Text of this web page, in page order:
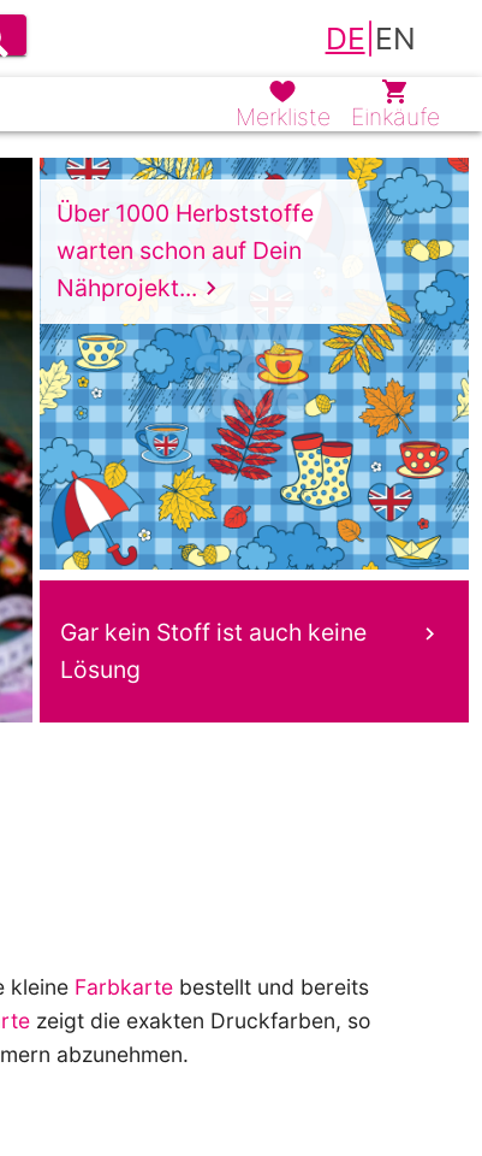
DE EN
Merkliste Einkäufe
Über 1000 Herbststoffe
warten schon auf Dein
Nähprojekt...
Gar kein Stoff ist auch keine
Lösung
kleine Farbkarte bestellt und bereits
zeigt die exakten Druckfarben, so
abzunehmen.